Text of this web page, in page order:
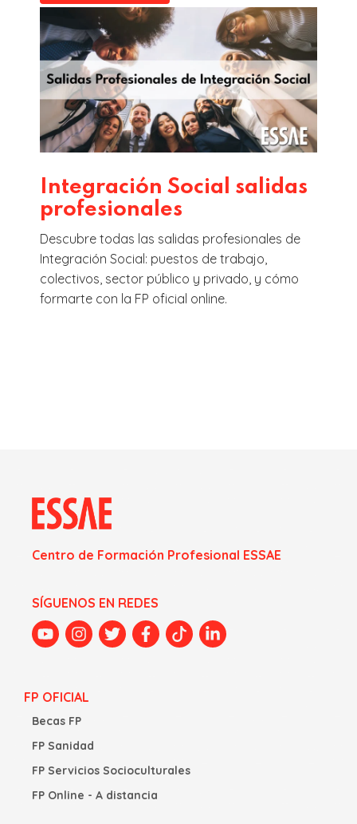
Integración Social salidas
profesionales
Descubre todas las salidas profesionales de
Integración Social: puestos de trabajo,
colectivos, sector público y privado, y cómo
formarte con la FP oficial online.
Centro de Formación Profesional ESSAE
SÍGUENOS EN REDES
FP OFICIAL
Becas FP
FP Sanidad
FP Servicios Socioculturales
FP Online - A distancia